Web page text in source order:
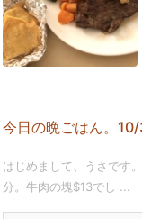
今日の晩ごはん。10/
はじめまして、うさです
分。牛肉の塊$13でし ...